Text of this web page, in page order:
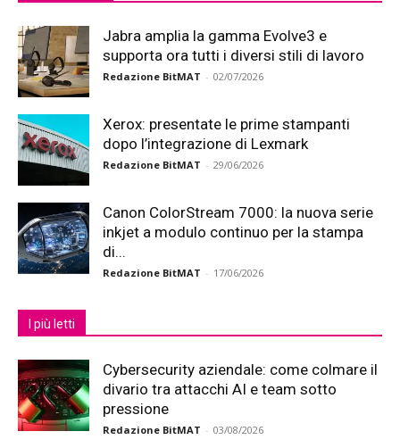
Jabra amplia la gamma Evolve3 e
supporta ora tutti i diversi stili di lavoro
Redazione BitMAT - 02/07/2026
Xerox: presentate le prime stampanti
dopo l’integrazione di Lexmark
Redazione BitMAT - 29/06/2026
Canon ColorStream 7000: la nuova serie
inkjet a modulo continuo per la stampa
di...
Redazione BitMAT - 17/06/2026
I più letti
Cybersecurity aziendale: come colmare il
divario tra attacchi AI e team sotto
pressione
Redazione BitMAT - 03/08/2026